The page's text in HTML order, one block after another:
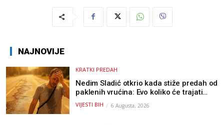
NAJNOVIJE
KRATKI PREDAH
Nedim Sladić otkrio kada stiže predah od
paklenih vrućina: Evo koliko će trajati
osvježenje u BiH
VIJESTI BIH 6 Augusta, 2026